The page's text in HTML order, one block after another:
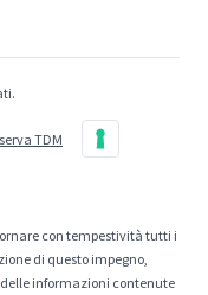
TDM
con tempestività tutti i
di questo impegno,
informazioni contenute